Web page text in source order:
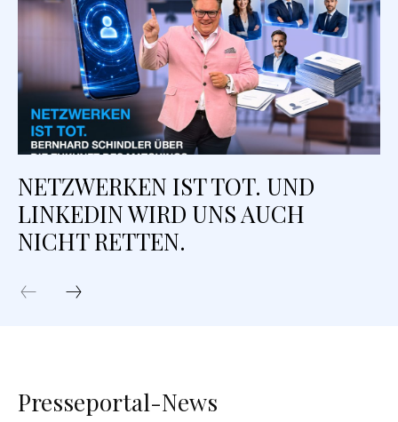
NETZWERKEN IST TOT. UND
LINKEDIN WIRD UNS AUCH
NICHT RETTEN.
Presseportal-News